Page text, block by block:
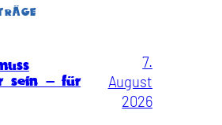
sein – für
7.
August
2026